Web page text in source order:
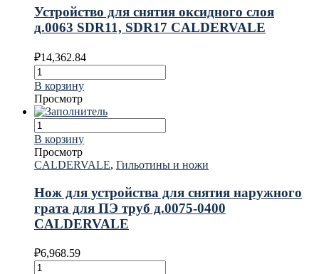
Устройство для снятия оксидного слоя
д.0063 SDR11, SDR17 CALDERVALE
₽14,362.84
В корзину
Просмотр
В корзину
Просмотр
CALDERVALE, Гильотины и ножи
Нож для устройства для снятия наружного
грата для ПЭ труб д.0075-0400
CALDERVALE
₽6,968.59